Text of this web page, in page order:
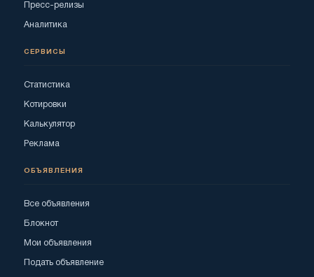
Пресс-релизы
Аналитика
СЕРВИСЫ
Статистика
Котировки
Калькулятор
Реклама
ОБЪЯВЛЕНИЯ
Все объявления
Блокнот
Мои объявления
Подать объявление